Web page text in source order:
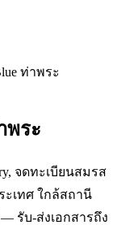
ท่าพระ
พระ
จดทะเบียนสมรส
ะเทศ ใกล้สถานี
รับ-ส่งเอกสารถึง